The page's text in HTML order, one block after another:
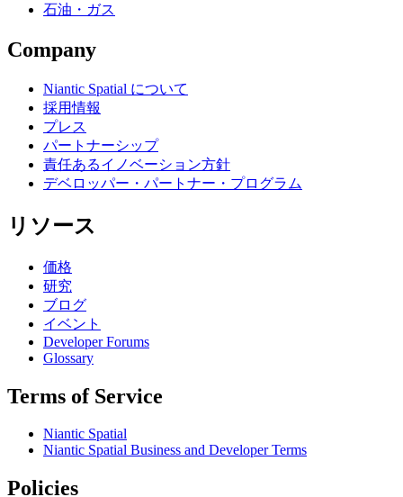
石油・ガス
Company
Niantic Spatial について
採用情報
プレス
パートナーシップ
責任あるイノベーション方針
デベロッパー・パートナー・プログラム
リソース
価格
研究
ブログ
イベント
Developer Forums
Glossary
Terms of Service
Niantic Spatial
Niantic Spatial Business and Developer Terms
Policies